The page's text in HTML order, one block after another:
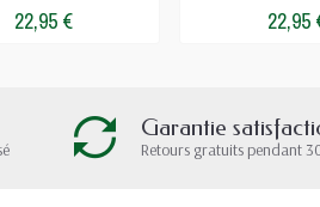
22,95 € 22,95
Garantie
Retours gratuits pendant